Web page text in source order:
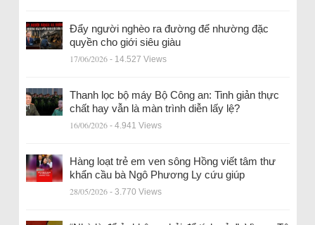
Đẩy người nghèo ra đường để nhường đặc
quyền cho giới siêu giàu
17/06/2026 - 14.527 Views
Thanh lọc bộ máy Bộ Công an: Tinh giản thực
chất hay vẫn là màn trình diễn lấy lệ?
16/06/2026 - 4.941 Views
Hàng loạt trẻ em ven sông Hồng viết tâm thư
khẩn cầu bà Ngô Phương Ly cứu giúp
28/05/2026 - 3.770 Views